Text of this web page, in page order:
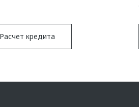
Расчет кредита